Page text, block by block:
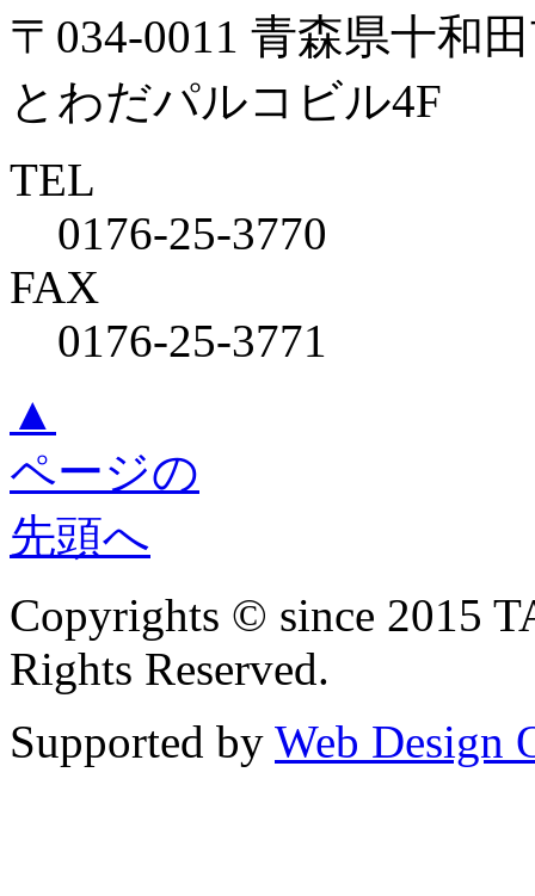
〒034-0011 青森県十和
とわだパルコビル4F
TEL
0176-25-3770
FAX
0176-25-3771
▲
ページの
先頭へ
Copyrights © since 2015
Rights Reserved.
Supported by Web Design